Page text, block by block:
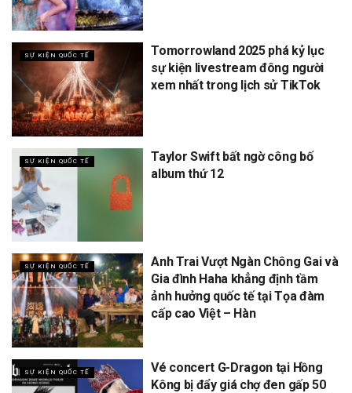
SỰ KIỆN QUỐC TẾ
Tomorrowland 2025 phá kỷ lục
sự kiện livestream đông người
xem nhất trong lịch sử TikTok
SỰ KIỆN QUỐC TẾ
Taylor Swift bất ngờ công bố
album thứ 12
SỰ KIỆN QUỐC TẾ
Anh Trai Vượt Ngàn Chông Gai và
Gia đình Haha khẳng định tầm
ảnh hưởng quốc tế tại Tọa đàm
cấp cao Việt – Hàn
SỰ KIỆN QUỐC TẾ
Vé concert G-Dragon tại Hồng
Kông bị đẩy giá chợ đen gấp 50